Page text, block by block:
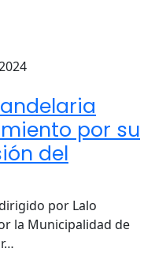
por su
del
por Lalo
la Municipalidad de